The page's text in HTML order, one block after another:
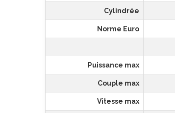
Cylindrée
Norme Euro
Puissance max
Couple max
Vitesse max